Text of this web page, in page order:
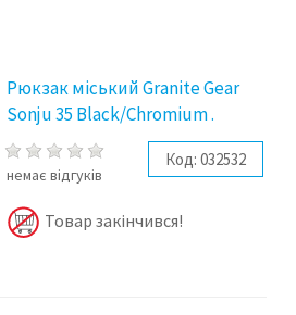
Рюкзак міський Granite Gear
Sonju 35 Black/Chromium .
немає відгуків
Код: 032532
Товар закінчився!